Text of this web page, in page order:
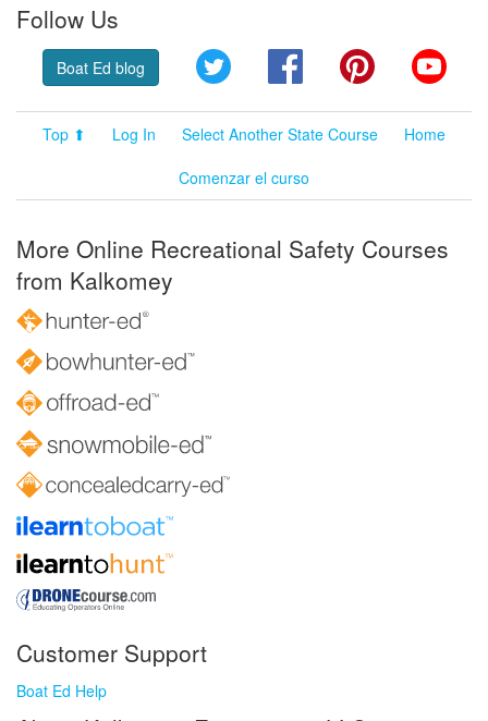
Follow Us
Boat Ed blog Twitter FacebookPinterest
Top ⬆ Log In Select Another State Course
Home
Comenzar el curso
More Online Recreational Safety Courses
from Kalkomey
Customer Support
Boat Ed Help